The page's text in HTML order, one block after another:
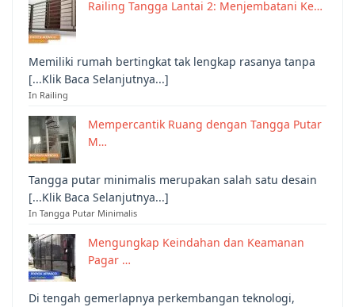
Railing Tangga Lantai 2: Menjembatani Ke…
Memiliki rumah bertingkat tak lengkap rasanya tanpa
[...Klik Baca Selanjutnya...]
In Railing
Mempercantik Ruang dengan Tangga Putar
M…
Tangga putar minimalis merupakan salah satu desain
[...Klik Baca Selanjutnya...]
In Tangga Putar Minimalis
Mengungkap Keindahan dan Keamanan
Pagar …
Di tengah gemerlapnya perkembangan teknologi,